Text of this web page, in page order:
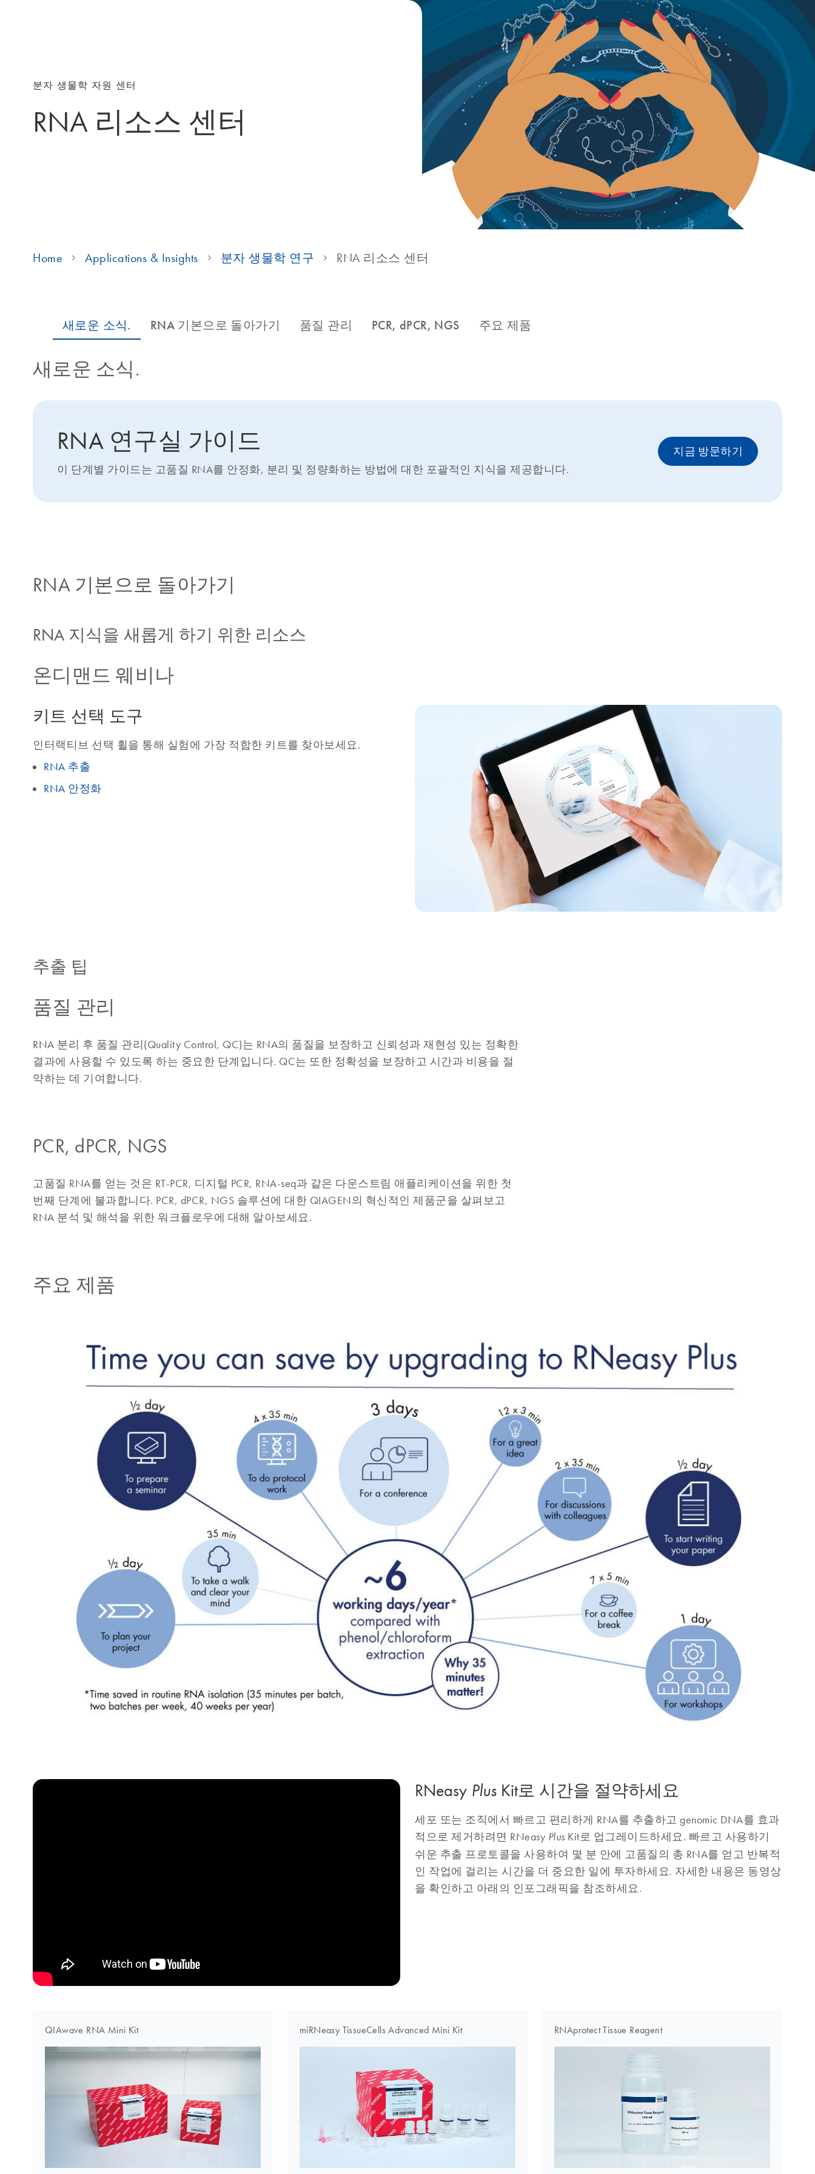
분자 생물학 자원 센터
RNA 리소스 센터
Home Applications & Insights 분자 생물학 연구 RNA 리소스 센터
새로운 소식.
RNA 연구실 가이드
이 단계별 가이드는 고품질 RNA를 안정화, 분리 및 정량화하는 방법에 대한 포괄적인 지식을 제공합니다.
지금 방문하기
RNA 기본으로 돌아가기
RNA 지식을 새롭게 하기 위한 리소스
온디맨드 웨비나
키트 선택 도구
인터랙티브 선택 휠을 통해 실험에 가장 적합한 키트를 찾아보세요.
RNA 추출
RNA 안정화
추출 팁
품질 관리
RNA 분리 후 품질 관리(Quality Control, QC)는 RNA의 품질을 보장하고 신뢰성과 재현성 있는 정확한
결과에 사용할 수 있도록 하는 중요한 단계입니다. QC는 또한 정확성을 보장하고 시간과 비용을 절
약하는 데 기여합니다.
PCR, dPCR, NGS
고품질 RNA를 얻는 것은 RT-PCR, 디지털 PCR, RNA-seq과 같은 다운스트림 애플리케이션을 위한 첫
번째 단계에 불과합니다. PCR, dPCR, NGS 솔루션에 대한 QIAGEN의 혁신적인 제품군을 살펴보고
RNA 분석 및 해석을 위한 워크플로우에 대해 알아보세요.
주요 제품
RNeasy Plus Kit로 시간을 절약하세요
세포 또는 조직에서 빠르고 편리하게 RNA를 추출하고 genomic DNA를 효과
적으로 제거하려면 RNeasy Plus Kit로 업그레이드하세요. 빠르고 사용하기
쉬운 추출 프로토콜을 사용하여 몇 분 안에 고품질의 총 RNA를 얻고 반복적
인 작업에 걸리는 시간을 더 중요한 일에 투자하세요. 자세한 내용은 동영상
을 확인하고 아래의 인포그래픽을 참조하세요.
QIAwave RNA Mini Kit miRNeasy TissueCells Advanced Mini Kit RNAprotect Tissue Reagent